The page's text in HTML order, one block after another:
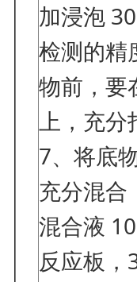
加浸泡
检测的精
物前，要
上，充分
7、将底
充分混合
混合液
反应板